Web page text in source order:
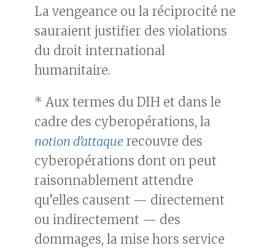
La vengeance ou la réciprocité ne
sauraient justifier des violations
du droit international
humanitaire.
* Aux termes du DIH et dans le
cadre des cyberopérations, la
notion d’attaque recouvre des
cyberopérations dont on peut
raisonnablement attendre
qu’elles causent — directement
ou indirectement — des
dommages, la mise hors service